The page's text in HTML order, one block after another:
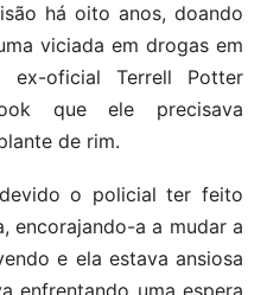
há oito anos, doando
viciada em drogas em
ex-oficial Terrell Potter
que ele precisava
de rim.
o policial ter feito
encorajando-a a mudar a
e ela estava ansiosa
enfrentando uma espera